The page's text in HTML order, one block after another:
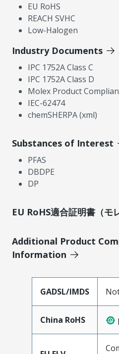
EU RoHS
REACH SVHC
Low-Halogen
Industry Documents
IPC 1752A Class C
IPC 1752A Class D
Molex Product
IEC-62474
chemSHERPA (xml)
Substances of Interest
PFAS
DBDPE
DP
EU RoHS適合証明書（モ
Additional Product
Information
GADSL/IMDS
China RoHS